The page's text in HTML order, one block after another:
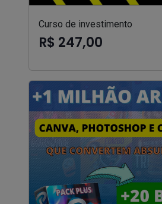
Curso de investimento
R$ 247,00